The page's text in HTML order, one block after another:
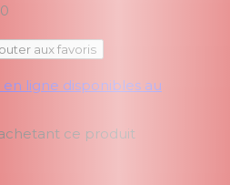
aux favoris
ligne disponibles au
ce produit